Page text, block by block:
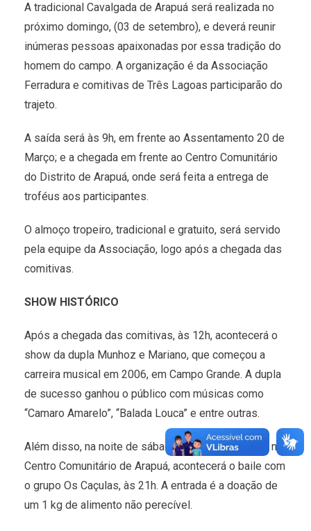
A tradicional Cavalgada de Arapuá será realizada no
próximo domingo, (03 de setembro), e deverá reunir
inúmeras pessoas apaixonadas por essa tradição do
homem do campo. A organização é da Associação
Ferradura e comitivas de Três Lagoas participarão do
trajeto.
A saída será às 9h, em frente ao Assentamento 20 de
Março; e a chegada em frente ao Centro Comunitário
do Distrito de Arapuá, onde será feita a entrega de
troféus aos participantes.
O almoço tropeiro, tradicional e gratuito, será servido
pela equipe da Associação, logo após a chegada das
comitivas.
SHOW HISTÓRICO
Após a chegada das comitivas, às 12h, acontecerá o
show da dupla Munhoz e Mariano, que começou a
carreira musical em 2006, em Campo Grande. A dupla
de sucesso ganhou o público com músicas como
“Camaro Amarelo”, “Balada Louca” e entre outras.
Além disso, na noite de sábado, (02 de setembro), no
Centro Comunitário de Arapuá, acontecerá o baile com
o grupo Os Caçulas, às 21h. A entrada é a doação de
um 1 kg de alimento não perecível.